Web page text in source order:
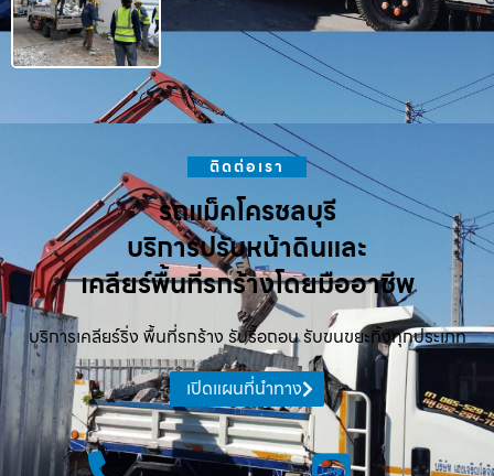
ติดต่อเรา
รถแม็คโครชลบุรี
บริการปรับหน้าดินและ
เคลียร์พื้นที่รกร้างโดยมืออาชีพ
บริการเคลียร์ริ่ง พื้นที่รกร้าง รับรื้อถอน รับขนขยะทิ้งทุกประเภท
เปิดแผนที่นำทาง